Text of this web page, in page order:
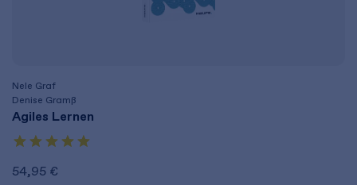
Nele Graf
Denise Gramß
Agiles Lernen
54,95 €